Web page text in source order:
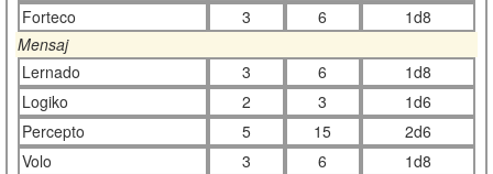
Forteco
3 6
1d8
Mensaj
Lernado
3 6
1d8
Logiko
2 3
1d6
Percepto
5 15
2d6
Volo
3 6
1d8